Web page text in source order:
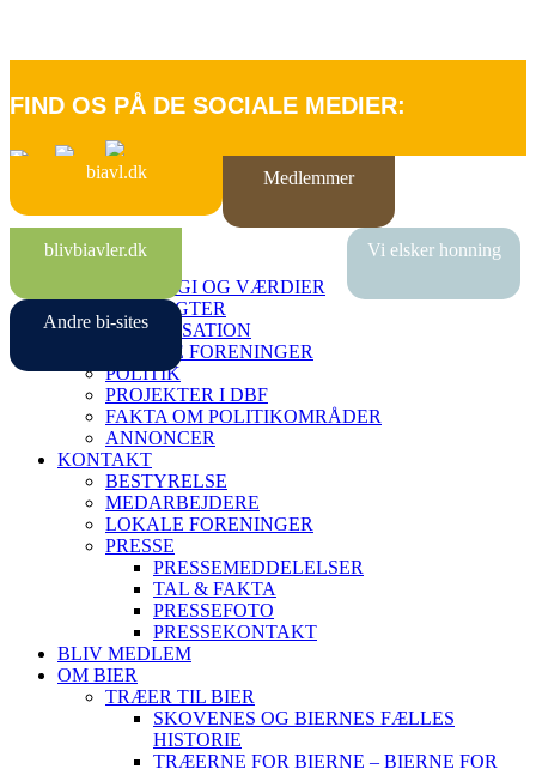
FIND OS PÅ DE SOCIALE MEDIER:
biavl.dk Medlemmer
blivbiavler.dk Vi elsker honning
Andre bi-sites
FORSIDE
STRATEGI OG VÆRDIER
VEDTÆGTER
ORGANISATION
LOKALE FORENINGER
POLITIK
PROJEKTER I DBF
FAKTA OM POLITIKOMRÅDER
ANNONCER
KONTAKT
BESTYRELSE
MEDARBEJDERE
LOKALE FORENINGER
PRESSE
PRESSEMEDDELELSER
TAL & FAKTA
PRESSEFOTO
PRESSEKONTAKT
BLIV MEDLEM
OM BIER
TRÆER TIL BIER
SKOVENES OG BIERNES FÆLLES
HISTORIE
TRÆERNE FOR BIERNE – BIERNE FOR